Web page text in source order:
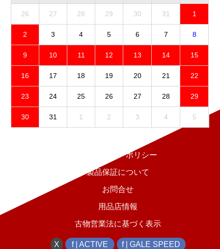
26 27 28 29 30 31 1
2 3 4 5 6 7 8
9 10 11 12 13 14 15
16 17 18 19 20 21 22
23 24 25 26 27 28 29
30 31 1 2 3 4 5
プライバシーポリシー
製品保証について
お問合せ
用品店情報
古物営業法に基づく表示
X f | ACTIVE f | GALE SPEED